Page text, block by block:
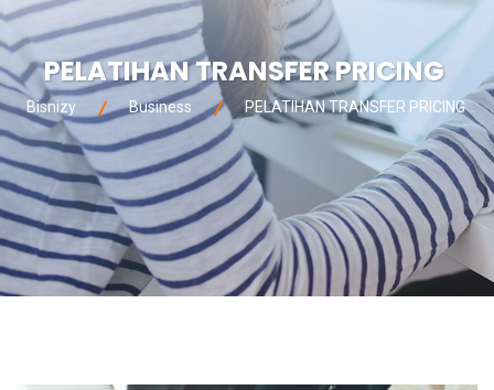
PELATIHAN TRANSFER PRICING
Bisnizy Business PELATIHAN TRANSFER PRICING